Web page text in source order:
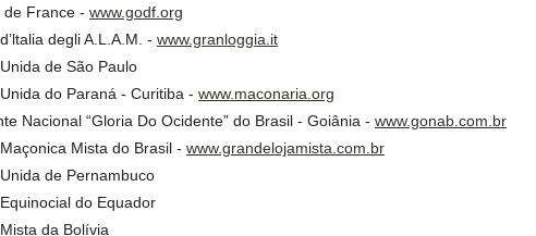
France - www.godf.org
degli A.L.A.M. - www.granloggia.it
de São Paulo
do Paraná - Curitiba - www.maconaria.org
Nacional “Gloria Do Ocidente” do Brasil - Goiânia - www.gonab.com.br
Mista do Brasil - www.grandelojamista.com.br
de Pernambuco
do Equador
da Bolívia